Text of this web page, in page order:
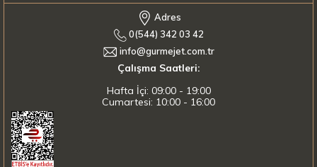
Adres
0(544) 342 03 42
info@gurmejet.com.tr
Çalışma Saatleri:
Hafta İçi: 09:00 - 19:00
Cumartesi: 10:00 - 16:00